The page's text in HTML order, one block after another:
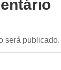
será publicado.